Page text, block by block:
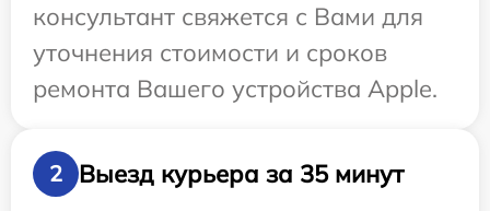
консультант свяжется с Вами для
уточнения стоимости и сроков
ремонта Вашего устройства Apple.
2
Выезд курьера за 35 минут